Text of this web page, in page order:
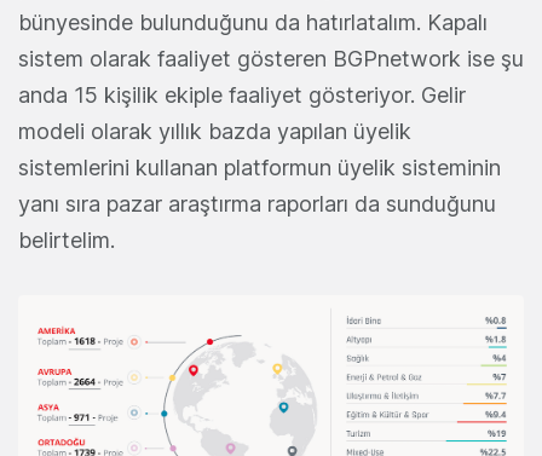
bünyesinde bulunduğunu da hatırlatalım. Kapalı
sistem olarak faaliyet gösteren BGPnetwork ise şu
anda 15 kişilik ekiple faaliyet gösteriyor. Gelir
modeli olarak yıllık bazda yapılan üyelik
sistemlerini kullanan platformun üyelik sisteminin
yanı sıra pazar araştırma raporları da sunduğunu
belirtelim.